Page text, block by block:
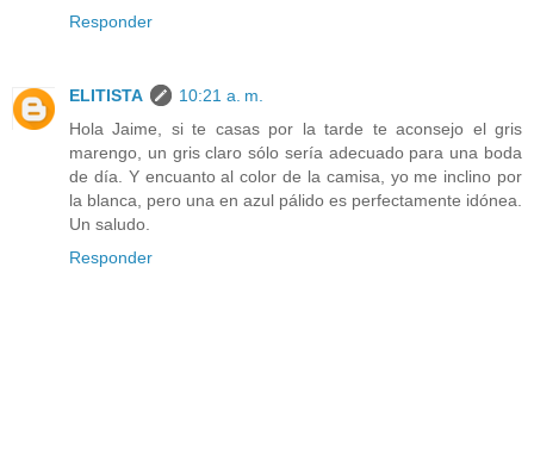
Responder
ELITISTA
10:21 a. m.
Hola Jaime, si te casas por la tarde te aconsejo el gris
marengo, un gris claro sólo sería adecuado para una boda
de día. Y encuanto al color de la camisa, yo me inclino por
la blanca, pero una en azul pálido es perfectamente idónea.
Un saludo.
Responder